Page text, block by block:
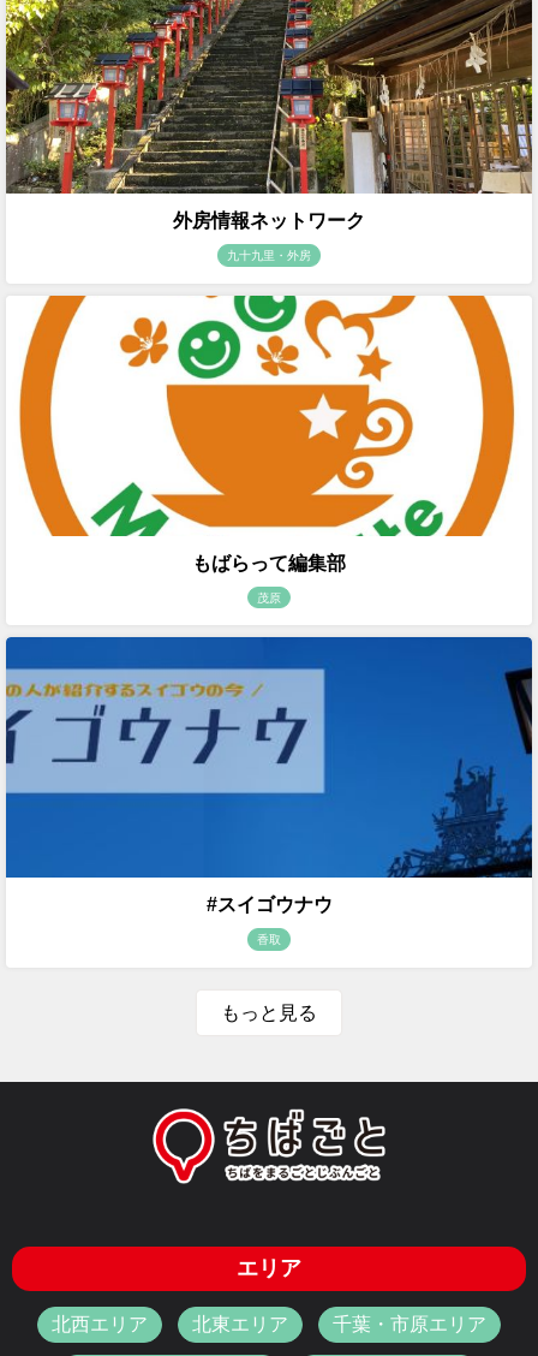
外房情報ネットワーク
九十九里・外房
もばらって編集部
茂原
#スイゴウナウ
香取
もっと見る
エリア
北西エリア 北東エリア 千葉・市原エリア